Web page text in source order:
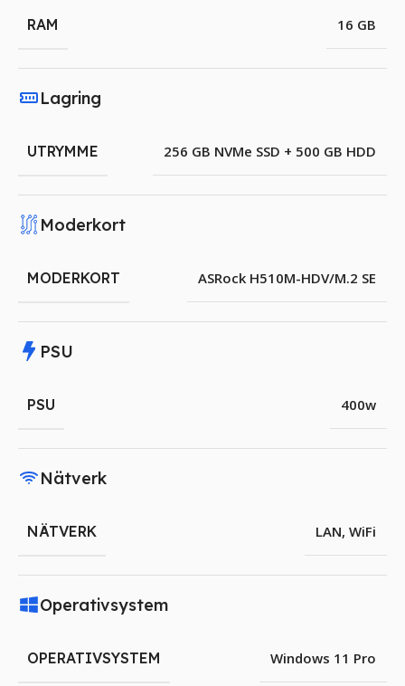
RAM 16 GB
Lagring
UTRYMME 256 GB NVMe SSD + 500 GB HDD
Moderkort
MODERKORT ASRock H510M-HDV/M.2 SE
PSU
PSU 400w
Nätverk
NÄTVERK LAN, WiFi
Operativsystem
OPERATIVSYSTEM Windows 11 Pro